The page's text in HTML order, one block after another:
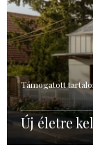
Támogatott
Új életre